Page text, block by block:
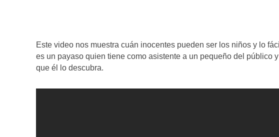
Este video nos muestra cuán inocentes pueden ser los niños y lo
es un payaso quien tiene como asistente a un pequeño del público
que él lo descubra.